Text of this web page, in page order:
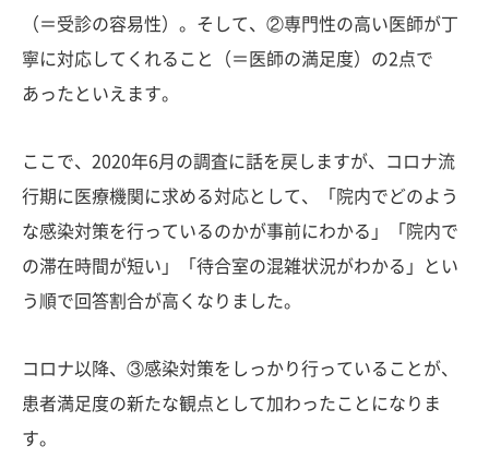
（＝受診の容易性）。そして、②専門性の高い医師が丁
寧に対応してくれること（＝医師の満足度）の2点で
あったといえます。
ここで、2020年6月の調査に話を戻しますが、コロナ流
行期に医療機関に求める対応として、「院内でどのよう
な感染対策を行っているのかが事前にわかる」「院内で
の滞在時間が短い」「待合室の混雑状況がわかる」とい
う順で回答割合が高くなりました。
コロナ以降、③感染対策をしっかり行っていることが、
患者満足度の新たな観点として加わったことになりま
す。